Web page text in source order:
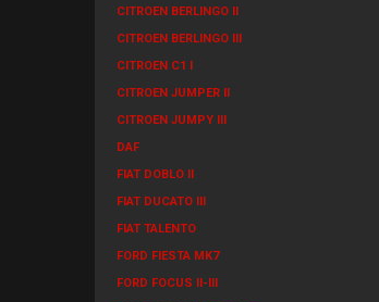
CITROEN BERLINGO II
CITROEN BERLINGO III
CITROEN C1 I
CITROEN JUMPER II
CITROEN JUMPY III
DAF
FIAT DOBLO II
FIAT DUCATO III
FIAT TALENTO
FORD FIESTA MK7
FORD FOCUS II-III